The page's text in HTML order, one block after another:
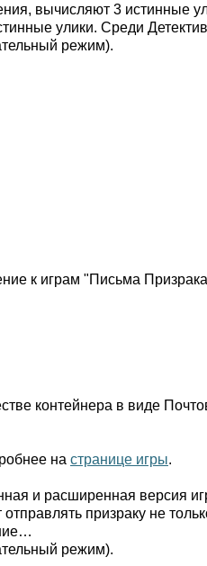
вычисляют 3 истинные
улики. Среди
режим).
к играм "Письма
контейнера в виде
на странице игры.
и расширенная версия
призраку не
режим).